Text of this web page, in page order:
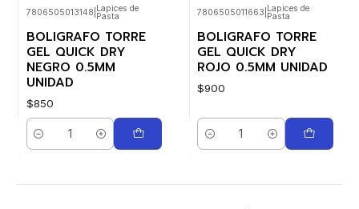
7806505013148 Lapices de
Pasta
BOLIGRAFO TORRE
GEL QUICK DRY
NEGRO 0.5MM
UNIDAD
$850
Cantidad
7806505011663 Lapices de
Pasta
BOLIGRAFO TORRE
GEL QUICK DRY
ROJO 0.5MM UNIDAD
$900
Cantidad